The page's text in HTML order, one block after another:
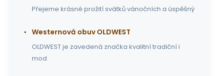
Přejeme krásné prožití svátků vánočních a úspěšný
Westernová obuv OLDWEST
OLDWEST je zavedená značka kvalitní tradiční i
mod